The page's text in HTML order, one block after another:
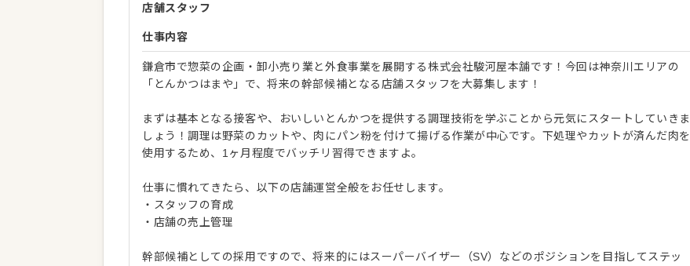
店舗スタッフ
仕事内容
鎌倉市で惣菜の企画・卸小売り業と外食事業を展開する株式会社駿河屋本舗です！今回は神奈川エリアの
「とんかつはまや」で、将来の幹部候補となる店舗スタッフを大募集します！
まずは基本となる接客や、おいしいとんかつを提供する調理技術を学ぶことから元気にスタートしていきま
しょう！調理は野菜のカットや、肉にパン粉を付けて揚げる作業が中心です。下処理やカットが済んだ肉を
使用するため、1ヶ月程度でバッチリ習得できますよ。
仕事に慣れてきたら、以下の店舗運営全般をお任せします。
・スタッフの育成
・店舗の売上管理
幹部候補としての採用ですので、将来的にはスーパーバイザー（SV）などのポジションを目指してステッ